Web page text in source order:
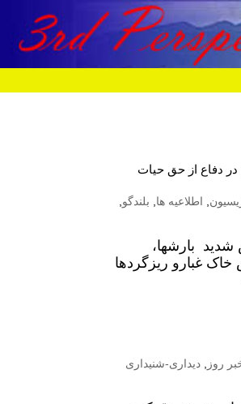
در دفاع از حق حیات
اطلاعیه ها بلندگو
شدید بارشها،
خاک غبارو ریزگردها
روز ,دیداری-شنیداری